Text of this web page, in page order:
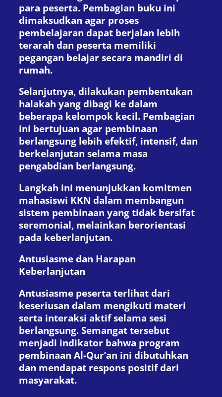
para peserta. Pembagian buku ini
dimaksudkan agar proses
pembelajaran dapat berjalan lebih
terarah dan peserta memiliki
pegangan belajar secara mandiri di
rumah.
Selanjutnya, dilakukan pembentukan
halakah yang dibagi ke dalam
beberapa kelompok kecil. Pembagian
ini bertujuan agar pembinaan
berlangsung lebih efektif, intensif, dan
berkelanjutan selama masa
pengabdian berlangsung.
Langkah ini menunjukkan komitmen
mahasiswi KKN dalam membangun
sistem pembinaan yang tidak bersifat
seremonial, melainkan berorientasi
pada keberlanjutan.
Antusiasme dan Harapan
Keberlanjutan
Antusiasme peserta terlihat dari
keseriusan dalam mengikuti materi
serta interaksi aktif selama sesi
berlangsung. Semangat tersebut
menjadi indikator bahwa program
pembinaan Al-Qur’an ini dibutuhkan
dan mendapat respons positif dari
masyarakat.